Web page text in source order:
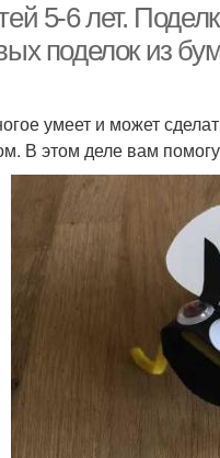
Поделки из
Поделки для
5-6 лет.
поделок из
умеет и может
В этом деле вам